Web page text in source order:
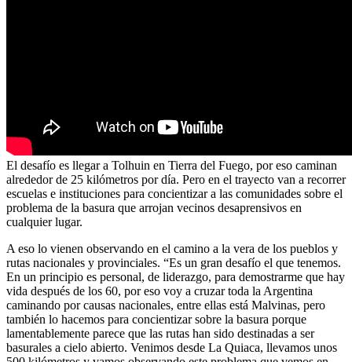
El desafío es llegar a Tolhuin en Tierra del Fuego, por eso caminan
alrededor de 25 kilómetros por día. Pero en el trayecto van a recorrer
escuelas e instituciones para concientizar a las comunidades sobre el
problema de la basura que arrojan vecinos desaprensivos en
cualquier lugar.
A eso lo vienen observando en el camino a la vera de los pueblos y
rutas nacionales y provinciales. “Es un gran desafío el que tenemos.
En un principio es personal, de liderazgo, para demostrarme que hay
vida después de los 60, por eso voy a cruzar toda la Argentina
caminando por causas nacionales, entre ellas está Malvinas, pero
también lo hacemos para concientizar sobre la basura porque
lamentablemente parece que las rutas han sido destinadas a ser
basurales a cielo abierto. Venimos desde La Quiaca, llevamos unos